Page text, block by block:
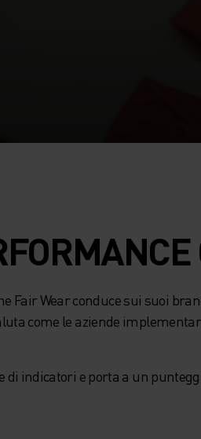
Fair Wear conduce sui suoi
come le aziende
indicatori e porta a un